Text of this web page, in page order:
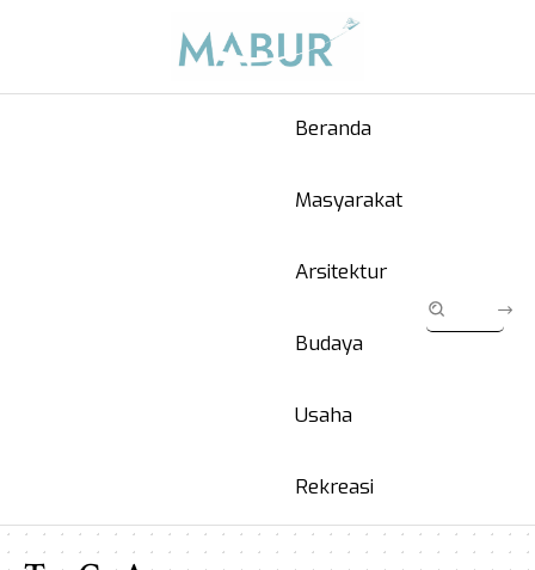
Beranda
Masyarakat
Arsitektur
Budaya
Usaha
Rekreasi